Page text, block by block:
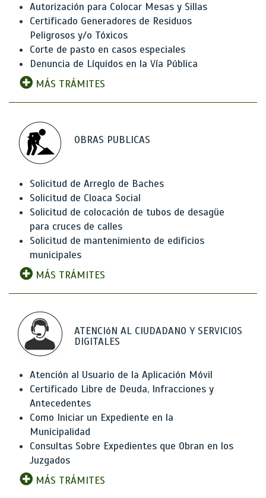
Autorización para Colocar Mesas y Sillas
Certificado Generadores de Residuos
Peligrosos y/o Tóxicos
Corte de pasto en casos especiales
Denuncia de Líquidos en la Vía Pública
MÁS TRÁMITES
OBRAS PUBLICAS
Solicitud de Arreglo de Baches
Solicitud de Cloaca Social
Solicitud de colocación de tubos de desagüe
para cruces de calles
Solicitud de mantenimiento de edificios
municipales
MÁS TRÁMITES
ATENCIóN AL CIUDADANO Y SERVICIOS
DIGITALES
Atención al Usuario de la Aplicación Móvil
Certificado Libre de Deuda, Infracciones y
Antecedentes
Como Iniciar un Expediente en la
Municipalidad
Consultas Sobre Expedientes que Obran en los
Juzgados
MÁS TRÁMITES